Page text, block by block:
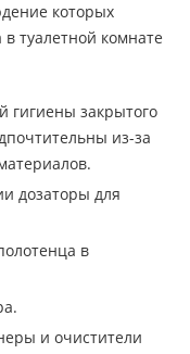
которых
туалетной комнате
гигиены закрытого
из-за
дозаторы для
в
и очистители